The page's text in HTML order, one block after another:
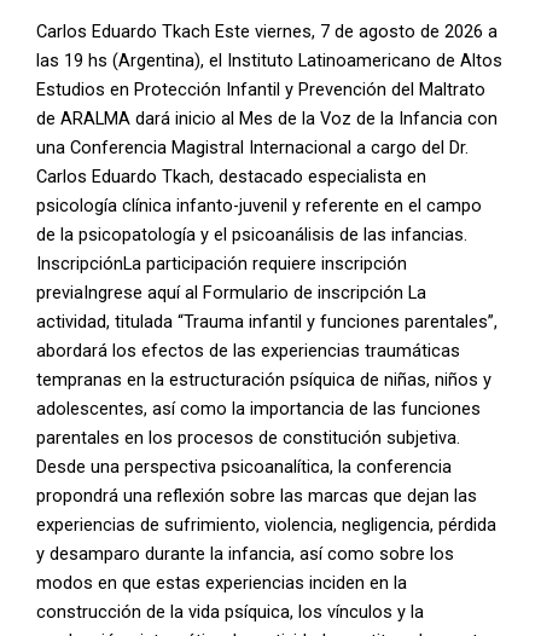
Carlos Eduardo Tkach Este viernes, 7 de agosto de 2026 a
las 19 hs (Argentina), el Instituto Latinoamericano de Altos
Estudios en Protección Infantil y Prevención del Maltrato
de ARALMA dará inicio al Mes de la Voz de la Infancia con
una Conferencia Magistral Internacional a cargo del Dr.
Carlos Eduardo Tkach, destacado especialista en
psicología clínica infanto-juvenil y referente en el campo
de la psicopatología y el psicoanálisis de las infancias.
InscripciónLa participación requiere inscripción
previaIngrese aquí al Formulario de inscripción La
actividad, titulada “Trauma infantil y funciones parentales”,
abordará los efectos de las experiencias traumáticas
tempranas en la estructuración psíquica de niñas, niños y
adolescentes, así como la importancia de las funciones
parentales en los procesos de constitución subjetiva.
Desde una perspectiva psicoanalítica, la conferencia
propondrá una reflexión sobre las marcas que dejan las
experiencias de sufrimiento, violencia, negligencia, pérdida
y desamparo durante la infancia, así como sobre los
modos en que estas experiencias inciden en la
construcción de la vida psíquica, los vínculos y la